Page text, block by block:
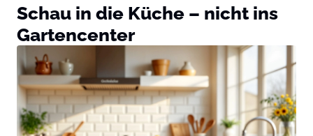
Schau in die Küche – nicht ins
Gartencenter